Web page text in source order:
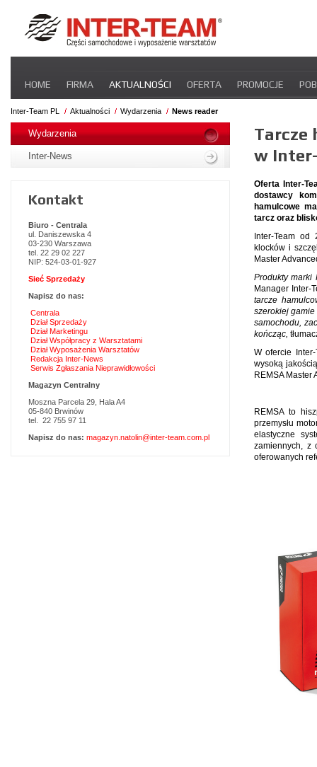
nawigacje
HOME FIRMA AKTUALNOŚCI OFERTA PROMOCJE
STREFA DLA PRZEWOŹNIKA CERTYFIKATY
Inter-Team PL Aktualności Wydarzenia News reader
Tarcze
w
Oferta Inter-
dostawcy
hamulcowe
tarcz oraz
Inter-Team od
klocków i
Master
Produkty marki
Manager Inter-
tarcze
szerokiej
samochodu,
kończąc,
W ofercie
wysoką
REMSA
REMSA to
przemysłu
elastyczne
zamiennych, z
oferowanych
Pomiń
nawigacje
Wydarzenia
Inter-News
Kontakt
Biuro - Centrala
ul. Daniszewska 4
03-230 Warszawa
tel. 22 29 02 227
NIP: 524-03-01-927
Sieć Sprzedaży
Napisz do nas:
Centrala
Dział Sprzedaży
Dział Marketingu
Dział Współpracy z Warsztatami
Dział Wyposażenia Warsztatów
Redakcja Inter-News
Serwis Zgłaszania Nieprawidłowości
Magazyn Centralny
Moszna Parcela 29, Hala A4
05-840 Brwinów
tel. 22 755 97 11
Napisz do nas: magazyn.natolin@inter-team.com.pl